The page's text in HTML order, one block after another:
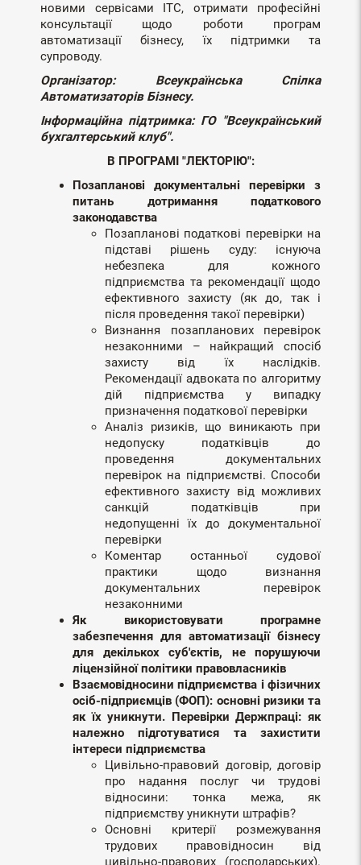
новими сервісами ІТС, отримати професійні
консультації щодо роботи програм
автоматизації бізнесу, їх підтримки та
супроводу.
Організатор: Всеукраїнська Спілка
Автоматизаторів Бізнесу.
Інформаційна підтримка: ГО "Всеукраїнський
бухгалтерський клуб".
В ПРОГРАМІ "ЛЕКТОРІЮ":
Позапланові документальні перевірки з
питань дотримання податкового
законодавства
Позапланові податкові перевірки на
підставі рішень суду: існуюча
небезпека для кожного
підприємства та рекомендації щодо
ефективного захисту (як до, так і
після проведення такої перевірки)
Визнання позапланових перевірок
незаконними – найкращий спосіб
захисту від їх наслідків.
Рекомендації адвоката по алгоритму
дій підприємства у випадку
призначення податкової перевірки
Аналіз ризиків, що виникають при
недопуску податківців до
проведення документальних
перевірок на підприємстві. Способи
ефективного захисту від можливих
санкцій податківців при
недопущенні їх до документальної
перевірки
Коментар останньої судової
практики щодо визнання
документальних перевірок
незаконними
Як використовувати програмне
забезпечення для автоматизації бізнесу
для декількох суб'єктів, не порушуючи
ліцензійної політики правовласників
Взаємовідносини підприємства і фізичних
осіб-підприємців (ФОП): основні ризики та
як їх уникнути. Перевірки Держпраці: як
належно підготуватися та захистити
інтереси підприємства
Цивільно-правовий договір, договір
про надання послуг чи трудові
відносини: тонка межа, як
підприємству уникнути штрафів?
Основні критерії розмежування
трудових правовідносин від
цивільно-правових (господарських).